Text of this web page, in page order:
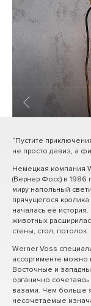
“Пустите
не просто девиз, а
Немецкая компания
(Вернер Фосс) в 1986
миру напольный
прячущегося кролика
началась её
животных
стены, стол, потолок.
Werner Voss
ассортименте можно
Восточные и
органично
вазами. Чем больше
несочетаемые